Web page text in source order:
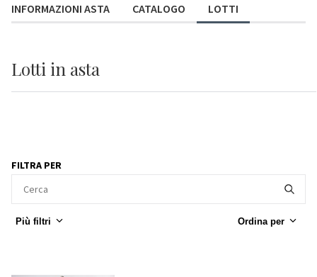
INFORMAZIONI ASTA CATALOGO LOTTI
Lotti in asta
FILTRA PER
Più filtri Ordina per